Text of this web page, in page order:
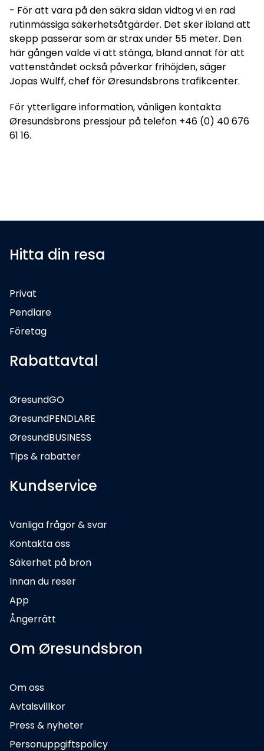
- För att vara på den säkra sidan vidtog vi en rad
rutinmässiga säkerhetsåtgärder. Det sker ibland att
skepp passerar som är strax under 55 meter. Den
här gången valde vi att stänga, bland annat för att
vattenståndet också påverkar frihöjden, säger
Jopas Wulff, chef för Øresundsbrons trafikcenter.
För ytterligare information, vänligen kontakta
Øresundsbrons pressjour på telefon +46 (0) 40 676
61 16.
Hitta din resa
Privat
Pendlare
Företag
Rabattavtal
ØresundGO
ØresundPENDLARE
ØresundBUSINESS
Tips & rabatter
Kundservice
Vanliga frågor & svar
Kontakta oss
Säkerhet på bron
Innan du reser
App
Ångerrätt
Om Øresundsbron
Om oss
Avtalsvillkor
Press & nyheter
Personuppgiftspolicy